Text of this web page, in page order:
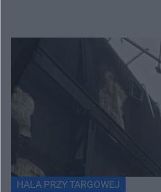
HALA PRZY TARGOWEJ